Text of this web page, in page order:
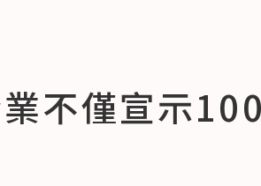
不僅宣示